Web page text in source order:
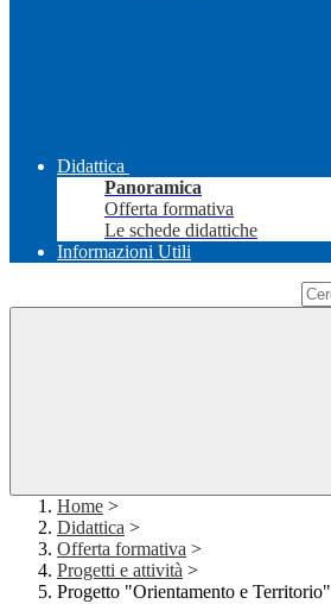
Didattica
Panoramica
Offerta formativa
Le schede didattiche
Informazioni Utili
Home >
Didattica >
Offerta formativa >
Progetti e attività >
Progetto "Orientamento e Territorio"